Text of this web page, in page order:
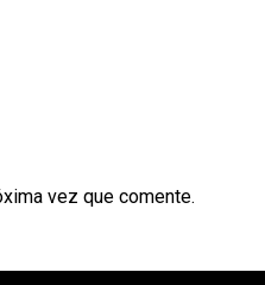
vez que comente.